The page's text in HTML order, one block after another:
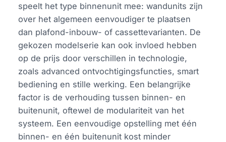
speelt het type binnenunit mee: wandunits zijn
over het algemeen eenvoudiger te plaatsen
dan plafond-inbouw- of cassettevarianten. De
gekozen modelserie kan ook invloed hebben
op de prijs door verschillen in technologie,
zoals advanced ontvochtigingsfuncties, smart
bediening en stille werking. Een belangrijke
factor is de verhouding tussen binnen- en
buitenunit, oftewel de modulariteit van het
systeem. Een eenvoudige opstelling met één
binnen- en één buitenunit kost minder